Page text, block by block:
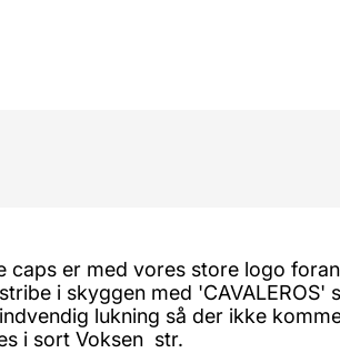
er med vores store logo
i skyggen med
lukning så der ikke
i sort Voksen str.